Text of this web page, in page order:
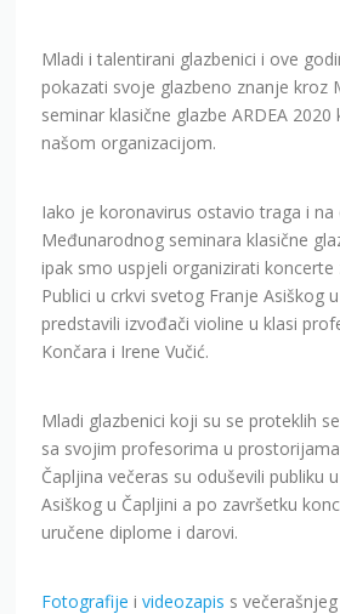
Mladi i talentirani glazbenici i ove
pokazati svoje glazbeno znanje kroz
seminar klasične glazbe ARDEA
našom organizacijom.
Iako je koronavirus ostavio traga i na
Međunarodnog seminara klasične
ipak smo uspjeli organizirati koncerte
Publici u crkvi svetog Franje Asiškog
predstavili izvođači violine u klasi
Končara i Irene Vučić.
Mladi glazbenici koji su se proteklih
sa svojim profesorima u prostorijama
Čapljina večeras su oduševili publiku
Asiškog u Čapljini a po završetku
uručene diplome i darovi.
Fotografije ivideozapis s